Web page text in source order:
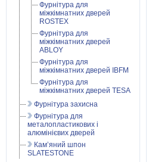
Фурнітура для
міжкімнатних дверей
ROSTEX
Фурнітура для
міжкімнатних дверей
ABLOY
Фурнітура для
міжкімнатних дверей IBFM
Фурнітура для
міжкімнатних дверей TESA
Фурнітура захисна
Фурнітура для
металопластикових і
алюмінієвих дверей
Кам’яний шпон
SLATESTONE